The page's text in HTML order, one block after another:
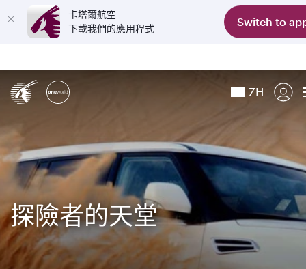
卡塔爾航空
下載我們的應用程式
Switch to
ZH
探險者的天堂